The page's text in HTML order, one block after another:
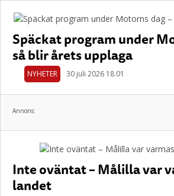
Späckat program under
så blir årets upplaga
NYHETER 30 juli 2026 18.01
Annons:
Inte oväntat – Målilla var
landet